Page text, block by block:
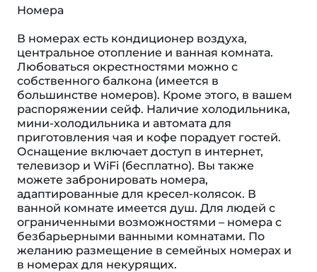
Номера
В номерах есть кондиционер воздуха,
центральное отопление и ванная комната.
Любоваться окрестностями можно с
собственного балкона (имеется в
большинстве номеров). Кроме этого, в вашем
распоряжении сейф. Наличие холодильника,
мини-холодильника и автомата для
приготовления чая и кофе порадует гостей.
Оснащение включает доступ в интернет,
телевизор и WiFi (бесплатно). Вы также
можете забронировать номера,
адаптированные для кресел-колясок. В
ванной комнате имеется душ. Для людей с
ограниченными возможностями – номера с
безбарьерными ванными комнатами. По
желанию размещение в семейных номерах и
в номерах для некурящих.